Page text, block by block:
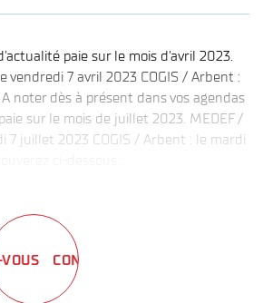
paie sur le mois d'avril 2023.
vendredi 7 avril 2023 COGIS / Arbent :
noter dès à présent dans vos agendas
sur le mois de juillet 2023. MEDEF /
7 juillet 2023 COGIS / Arbent : le mardi
VOUS